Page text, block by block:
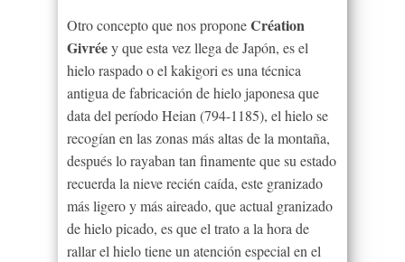
Otro concepto que nos proponeCréation
Givréey que esta vez llega de Japón, es el
hielo raspado o el kakigori es una técnica
antigua de fabricación de hielo japonesa que
data del períodoHeian (794-1185), el hielose
recogían en las zonas más altas de la montaña,
después lo rayaban tan finamente que su estado
recuerda la nieve recién caída, este granizado
más ligero y más aireado, que actual granizado
de hielo picado, es que el trato a la hora de
rallar el hielo tiene un atención especial en el